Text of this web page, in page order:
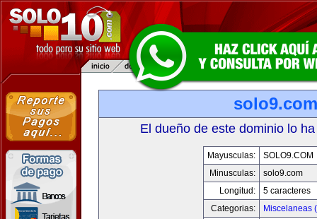
solo9.com
El dueño de este dominio lo
Mayusculas:
SOLO9.COM
Minusculas:
solo9.com
Longitud:
5 caracteres
Categorias:
Miscelaneas